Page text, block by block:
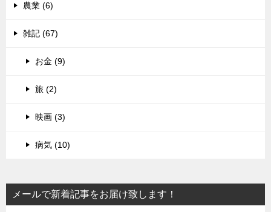
農業 (6)
雑記 (67)
お金 (9)
旅 (2)
映画 (3)
病気 (10)
メールで新着記事をお届け致します！